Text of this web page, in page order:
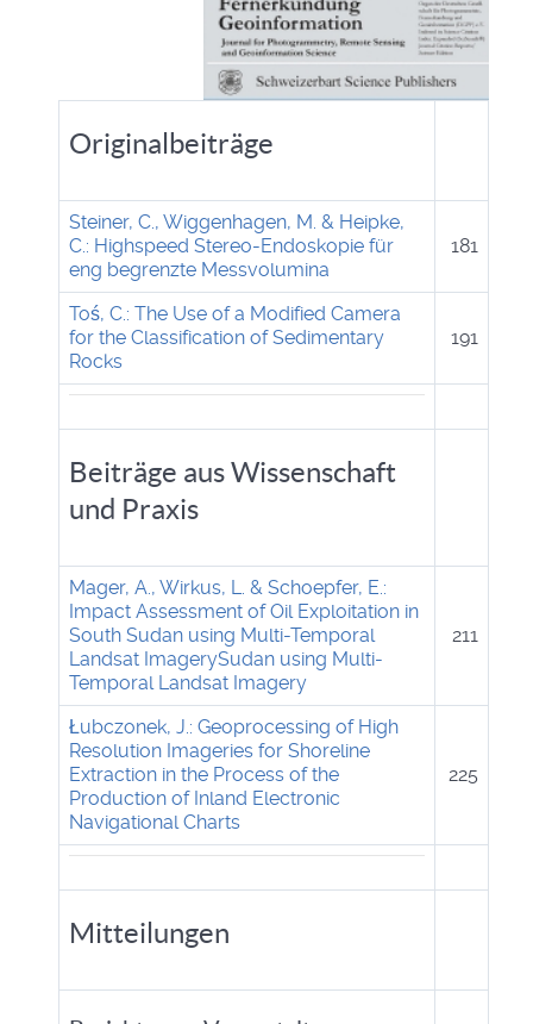
Originalbeiträge
Steiner, C., Wiggenhagen, M. & Heipke,
C.: Highspeed Stereo-Endoskopie für
eng begrenzte Messvolumina
181
Toś, C.: The Use of a Modified Camera
for the Classification of Sedimentary
Rocks
191
Beiträge aus Wissenschaft
und Praxis
Mager, A., Wirkus, L. & Schoepfer, E.:
Impact Assessment of Oil Exploitation in
South Sudan using Multi-Temporal
Landsat ImagerySudan using Multi-
Temporal Landsat Imagery
211
Łubczonek, J.: Geoprocessing of High
Resolution Imageries for Shoreline
Extraction in the Process of the
Production of Inland Electronic
Navigational Charts
225
Mitteilungen